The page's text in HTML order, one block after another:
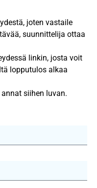
joten vastaile
suunnittelija ottaa
linkin, josta voit
lopputulos alkaa
siihen luvan.